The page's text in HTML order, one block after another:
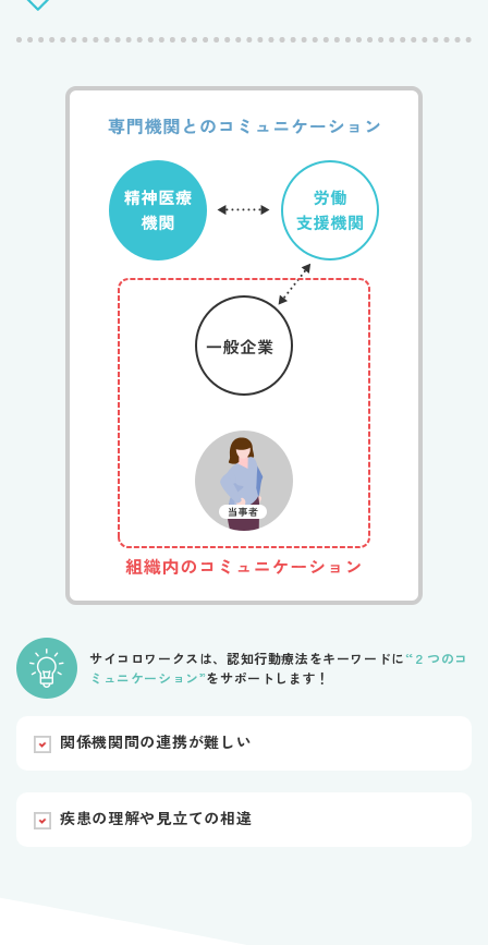
サイコロワークスは、認知行動療法をキーワードに“２つのコ
ミュニケーション”をサポートします！
関係機関間の連携が難しい
疾患の理解や見立ての相違